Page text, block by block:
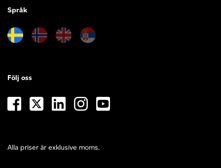
Språk
Alla priser är exklusive moms.
Följ oss